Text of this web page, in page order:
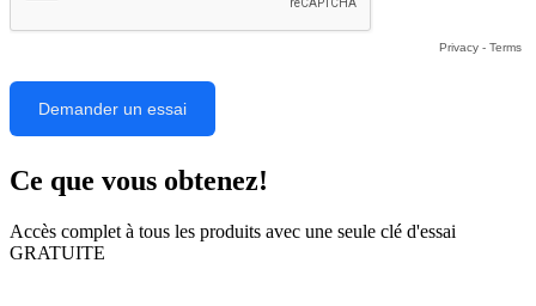
Ce que vous obtenez!
Accès complet à tous les produits avec une seule clé d'essai
GRATUITE